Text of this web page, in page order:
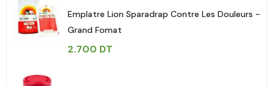
Emplatre Lion Sparadrap Contre Les Douleurs -
Grand Fomat
2.700 DT